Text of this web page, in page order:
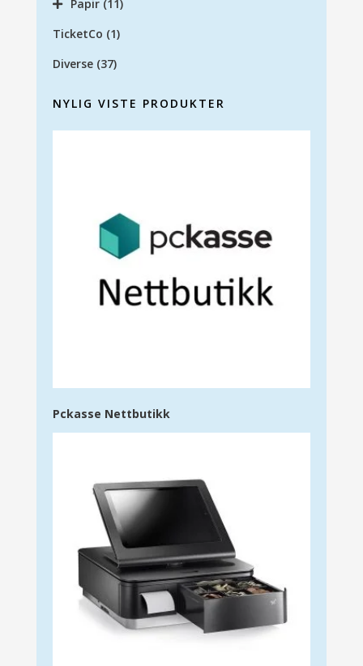
Papir (11)
TicketCo (1)
Diverse (37)
NYLIG VISTE PRODUKTER
Pckasse Nettbutikk